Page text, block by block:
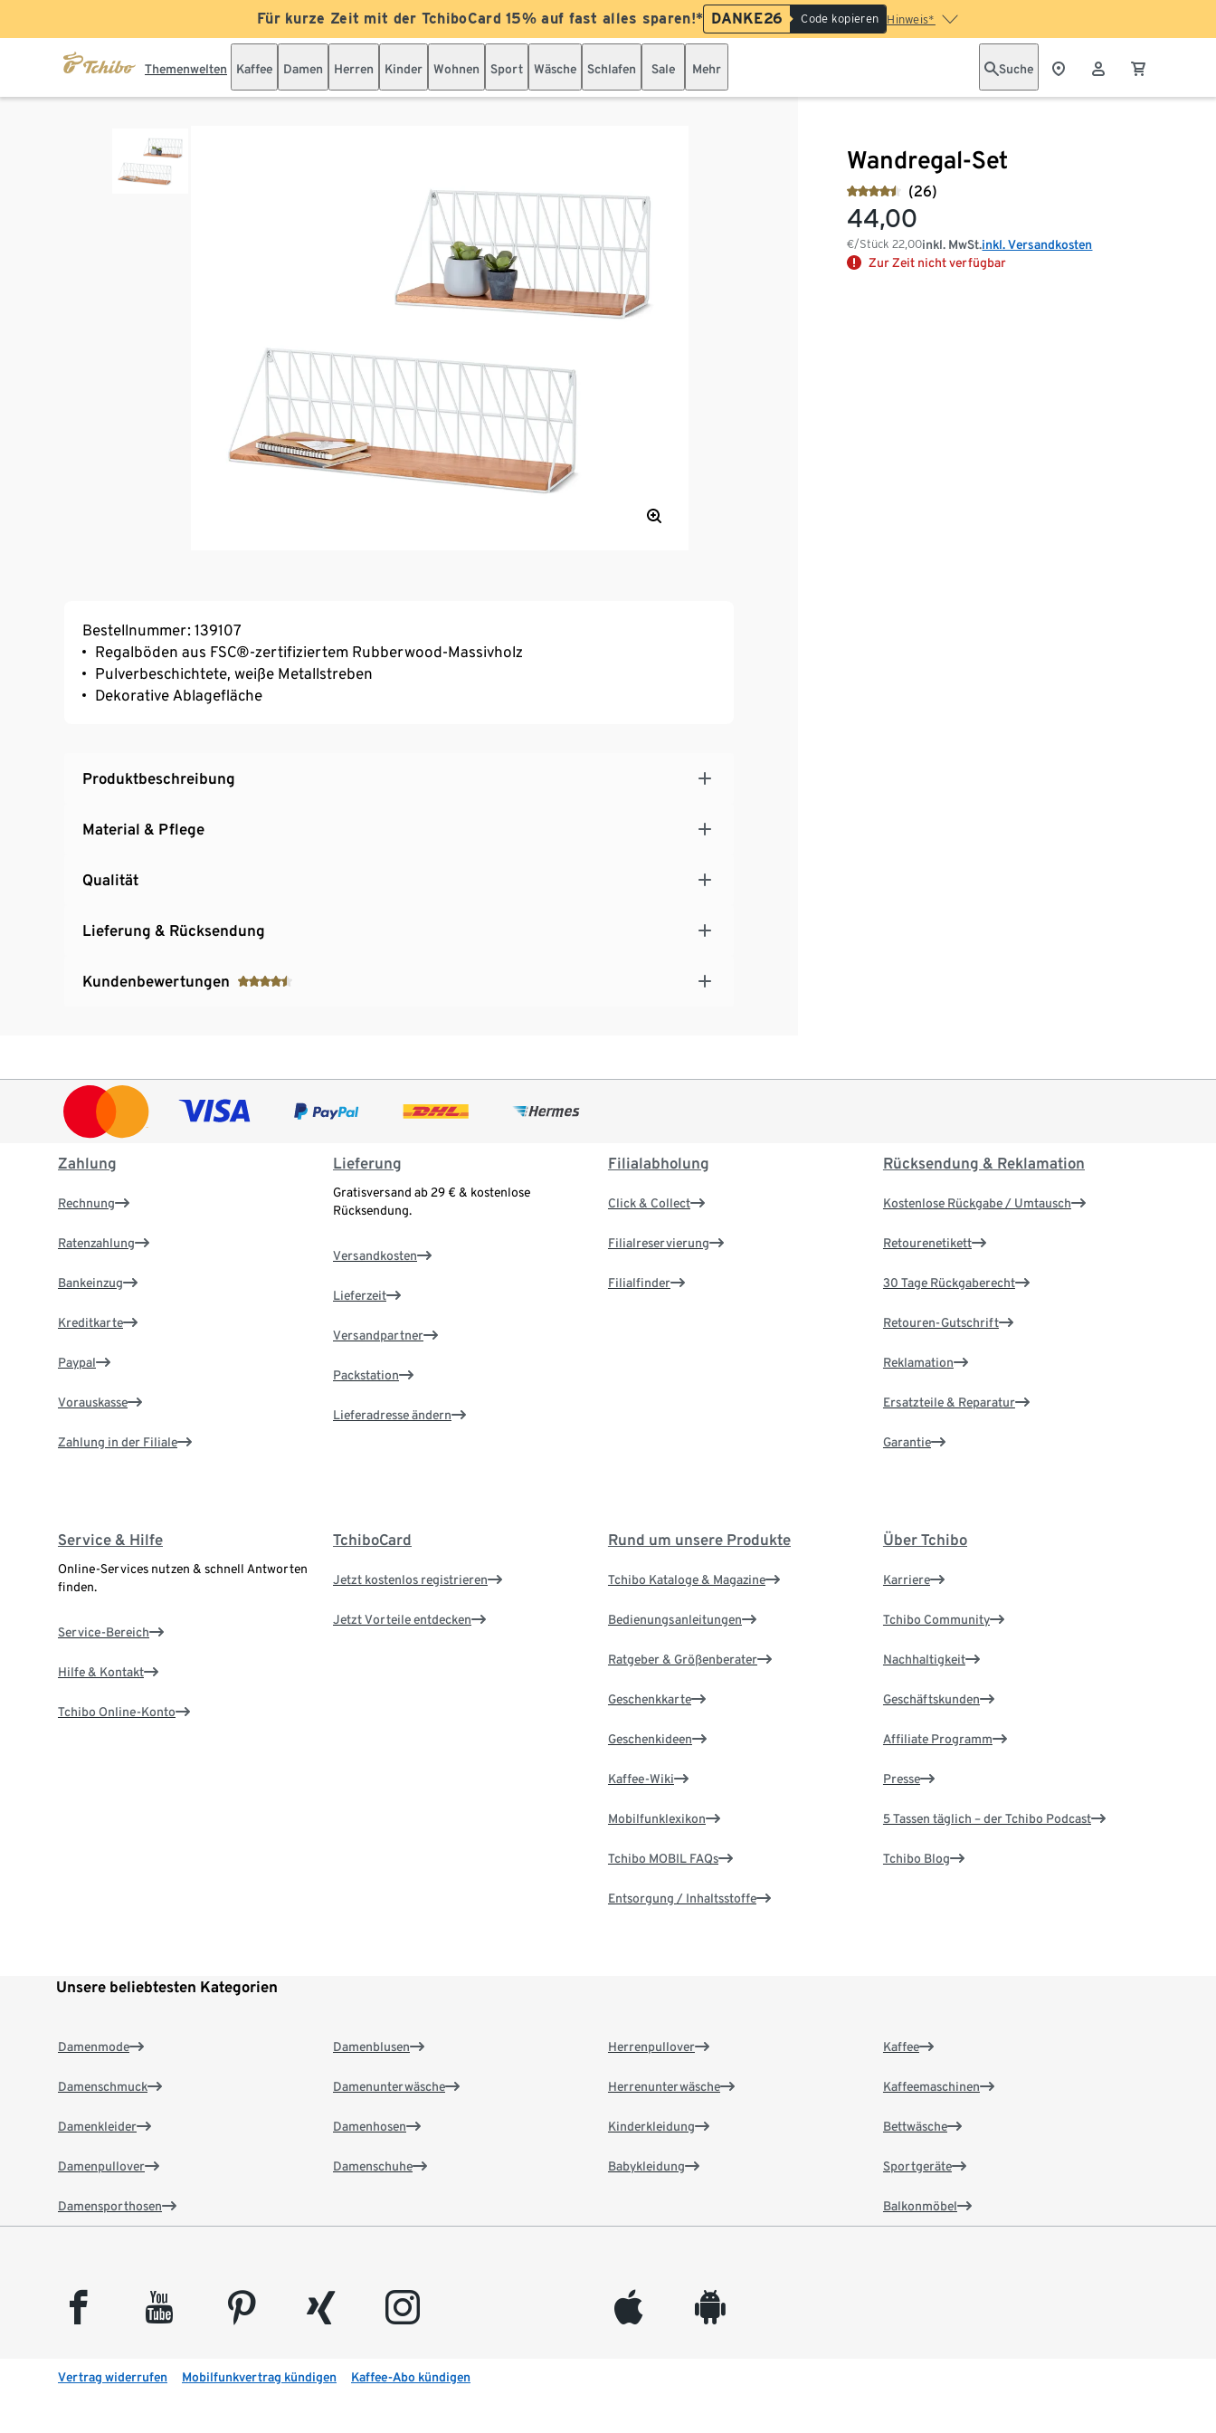
Für kurze Zeit mit der TchiboCard 15% auf fast alles sparen!* DANKE26 Code kopieren Hinweis*
Themenwelten Kaffee Damen Herren Kinder Wohnen Sport Wäsche Schlafen Sale Mehr Suche
Wandregal-Set
(26)
44,00
€/Stück22,00inkl. MwSt.inkl. Versandkosten
Zur Zeit nicht verfügbar
Bestellnummer: 139107
Regalböden aus FSC®-zertifiziertem Rubberwood-Massivholz
Pulverbeschichtete, weiße Metallstreben
Dekorative Ablagefläche
Produktbeschreibung
Material & Pflege
Qualität
Lieferung & Rücksendung
Kundenbewertungen
Zahlung
Rechnung
Ratenzahlung
Bankeinzug
Kreditkarte
Paypal
Vorauskasse
Zahlung in der Filiale
Lieferung
Gratisversand ab 29 € & kostenlose
Rücksendung.
Versandkosten
Lieferzeit
Versandpartner
Packstation
Lieferadresse ändern
Filialabholung
Click & Collect
Filialreservierung
Filialfinder
Rücksendung & Reklamation
Kostenlose Rückgabe / Umtausch
Retourenetikett
30 Tage Rückgaberecht
Retouren-Gutschrift
Reklamation
Ersatzteile & Reparatur
Garantie
Service & Hilfe
Online-Services nutzen & schnell Antworten
finden.
Service-Bereich
Hilfe & Kontakt
Tchibo Online-Konto
TchiboCard
Jetzt kostenlos registrieren
Jetzt Vorteile entdecken
Rund um unsere Produkte
Tchibo Kataloge & Magazine
Bedienungsanleitungen
Ratgeber & Größenberater
Geschenkkarte
Geschenkideen
Kaffee-Wiki
Mobilfunklexikon
Tchibo MOBIL FAQs
Entsorgung / Inhaltsstoffe
Über Tchibo
Karriere
Tchibo Community
Nachhaltigkeit
Geschäftskunden
Affiliate Programm
Presse
5 Tassen täglich – der Tchibo Podcast
Tchibo Blog
Unsere beliebtesten Kategorien
Damenmode
Damenschmuck
Damenkleider
Damenpullover
Damensporthosen
Damenblusen
Damenunterwäsche
Damenhosen
Damenschuhe
Herrenpullover
Herrenunterwäsche
Kinderkleidung
Babykleidung
Kaffee
Kaffeemaschinen
Bettwäsche
Sportgeräte
Balkonmöbel
facebook youtube pinterest xing instagram appleinc android
Vertrag widerrufen Mobilfunkvertrag kündigen Kaffee-Abo kündigen